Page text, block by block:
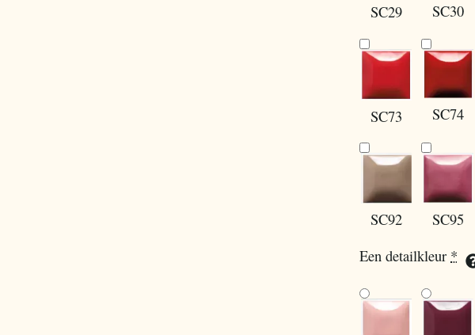
SC29 SC30
SC73 SC74
SC92 SC95
Een detailkleur *